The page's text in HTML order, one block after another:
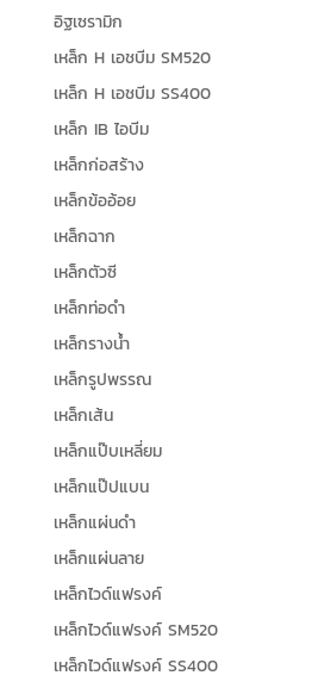
อิฐเซรามิก
เหล็ก H เอชบีม SM520
เหล็ก H เอชบีม SS400
เหล็ก IB ไอบีม
เหล็กก่อสร้าง
เหล็กข้ออ้อย
เหล็กฉาก
เหล็กตัวซี
เหล็กท่อดำ
เหล็กรางน้ำ
เหล็กรูปพรรณ
เหล็กเส้น
เหล็กแป๊บเหลี่ยม
เหล็กแป๊ปแบน
เหล็กแผ่นดำ
เหล็กแผ่นลาย
เหล็กไวด์แฟรงค์
เหล็กไวด์แฟรงค์ SM520
เหล็กไวด์แฟรงค์ SS400